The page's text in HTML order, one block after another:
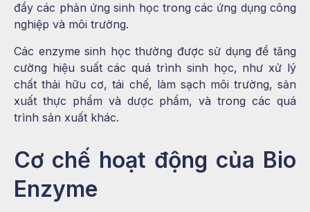
đẩy các phản ứng sinh học trong các ứng dụng công
nghiệp và môi trường.
Các enzyme sinh học thường được sử dụng để tăng
cường hiệu suất các quá trình sinh học, như xử lý
chất thải hữu cơ, tái chế, làm sạch môi trường, sản
xuất thực phẩm và dược phẩm, và trong các quá
trình sản xuất khác.
Cơ chế hoạt động của Bio
Enzyme